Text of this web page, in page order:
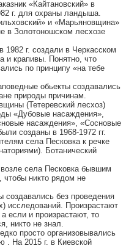
«Кайтановский» в
г. для охраны ландыша.
и «Марьяновщина»
в Золотоношском лесхозе
1982 г. создали в Черкасском
и крапивы. Понятно, что
по принципу «на тебе
обьекты создавались
природы причинам.
(Тетеревский лесхоз)
«Дубовые насаждения»,
насаждения», «Сосновые
созданы в 1968-1972 гг.
села Песковка к речке
Ботанический
села Песковка бывшим
чтобы никто рядом не
создавались без проведения
исследований. Произрастают
если и произрастают, то
никто не знал.
просто организовывались
. На 2015 г. в Киевской